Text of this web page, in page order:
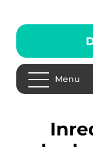
Menu
Inredning för små